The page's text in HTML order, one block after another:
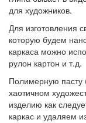
для художников.
Для изготовления
которую будем
каркаса можно
рулон картон и т.д.
Полимерную пасту
хаотичном
изделию как
каркас и удаляем